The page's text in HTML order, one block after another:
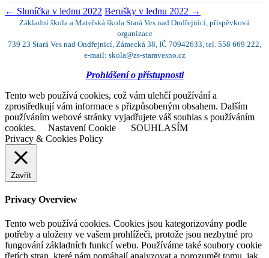
← Sluníčka v lednu 2022 Berušky v lednu 2022 →
Základní škola a Mateřská škola Stará Ves nad Ondřejnicí, příspěvková
organizace
739 23 Stará Ves nad Ondřejnicí, Zámecká 38, IČ 70942633, tel. 558 669 222,
e-mail: skola@zs-staravesno.cz
Prohlášení o přístupnosti
Tento web používá cookies, což vám ulehčí používání a
zprostředkují vám informace s přizpůsobeným obsahem. Dalším
používáním webové stránky vyjadřujete váš souhlas s používáním
cookies.
Nastavení Cookie
SOUHLASÍM
Privacy & Cookies Policy
Zavřít
Privacy Overview
Tento web používá cookies. Cookies jsou kategorizovány podle
potřeby a uloženy ve vašem prohlížeči, protože jsou nezbytné pro
fungování základních funkcí webu. Používáme také soubory cookie
třetích stran, které nám pomáhají analyzovat a porozumět tomu, jak